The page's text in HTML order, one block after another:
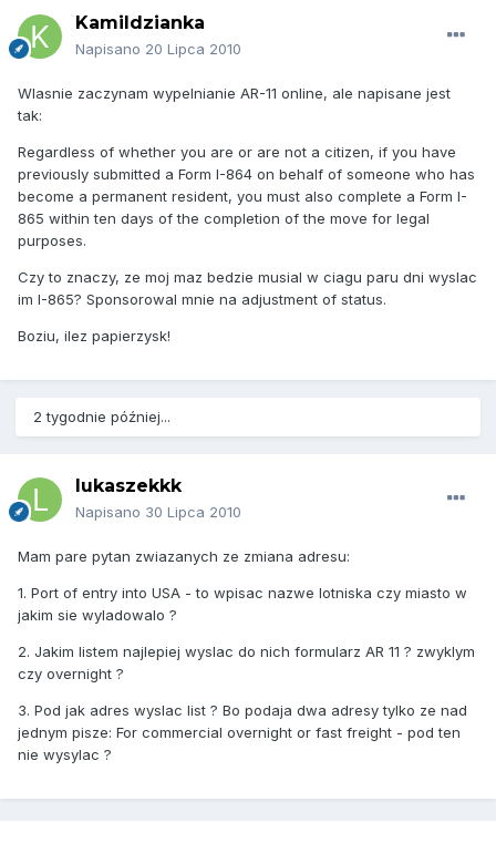
Kamildzianka
Napisano 20 Lipca 2010
Wlasnie zaczynam wypelnianie AR-11 online, ale napisane jest
tak:
Regardless of whether you are or are not a citizen, if you have
previously submitted a Form I-864 on behalf of someone who has
become a permanent resident, you must also complete a Form I-
865 within ten days of the completion of the move for legal
purposes.
Czy to znaczy, ze moj maz bedzie musial w ciagu paru dni wyslac
im I-865? Sponsorowal mnie na adjustment of status.
Boziu, ilez papierzysk!
2 tygodnie później...
lukaszekkk
Napisano 30 Lipca 2010
Mam pare pytan zwiazanych ze zmiana adresu:
1. Port of entry into USA - to wpisac nazwe lotniska czy miasto w
jakim sie wyladowalo ?
2. Jakim listem najlepiej wyslac do nich formularz AR 11 ? zwyklym
czy overnight ?
3. Pod jak adres wyslac list ? Bo podaja dwa adresy tylko ze nad
jednym pisze: For commercial overnight or fast freight - pod ten
nie wysylac ?